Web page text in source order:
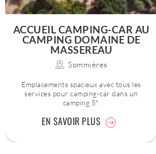
ACCUEIL CAMPING-CAR AU
CAMPING DOMAINE DE
MASSEREAU
Sommières
Emplacements spacieux avec tous les
services pour camping-car dans un
camping 5*.
EN SAVOIR PLUS